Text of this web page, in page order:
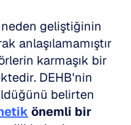
geliştiğinin
anlaşılamamıştır
karmaşık bir
DEHB'nin
belirten
önemli bir